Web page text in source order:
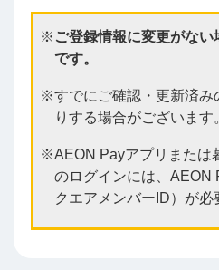
ご登録情報に変更がな
です。
すでにご確認・更新済み
りする場合がございます
AEON Payアプリまたは
のログインには、AEON
クエアメンバーID）が必